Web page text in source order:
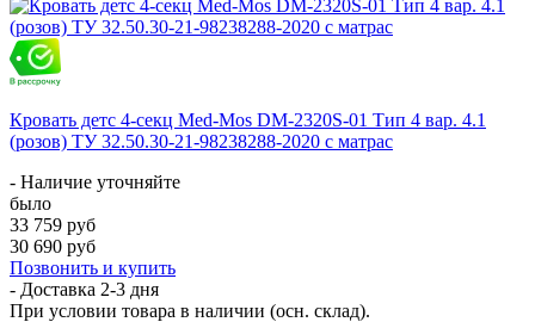
Кровать детс 4-секц Med-Mos DM-2320S-01 Тип 4 вар. 4.1
(розов) ТУ 32.50.30-21-98238288-2020 с матрас
- Наличие уточняйте
было
33 759 руб
30 690 руб
Позвонить и купить
- Доставка 2-3 дня
При условии товара в наличии (осн. склад).